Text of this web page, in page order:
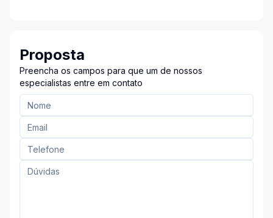
Proposta
Preencha os campos para que um de nossos
especialistas entre em contato